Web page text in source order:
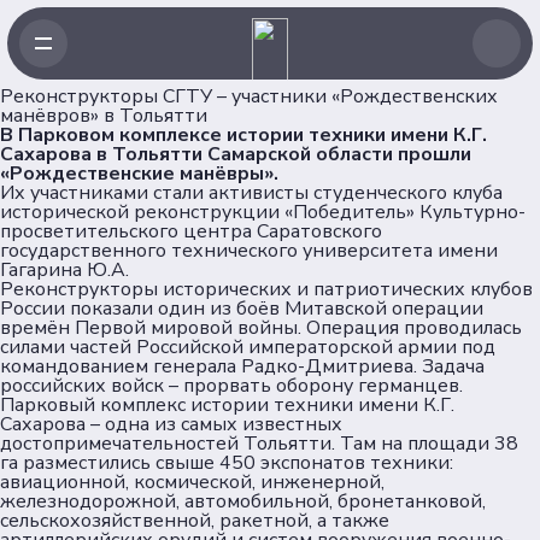
Реконструкторы СГТУ – участники «Рождественских
манёвров» в Тольятти
В Парковом комплексе истории техники имени К.Г.
Сахарова в Тольятти Самарской области прошли
«Рождественские манёвры».
Их участниками стали активисты студенческого клуба
исторической реконструкции «Победитель» Культурно-
просветительского центра Саратовского
государственного технического университета имени
Гагарина Ю.А.
Реконструкторы исторических и патриотических клубов
России показали один из боёв Митавской операции
времён Первой мировой войны. Операция проводилась
силами частей Российской императорской армии под
командованием генерала Радко-Дмитриева. Задача
российских войск – прорвать оборону германцев.
Парковый комплекс истории техники имени К.Г.
Сахарова – одна из самых известных
достопримечательностей Тольятти. Там на площади 38
га разместились свыше 450 экспонатов техники:
авиационной, космической, инженерной,
железнодорожной, автомобильной, бронетанковой,
сельскохозяйственной, ракетной, а также
Главная
Новости
Проекты
Клубы
Рейтинг
Форумная кампания
Об Ассоциации
Команда